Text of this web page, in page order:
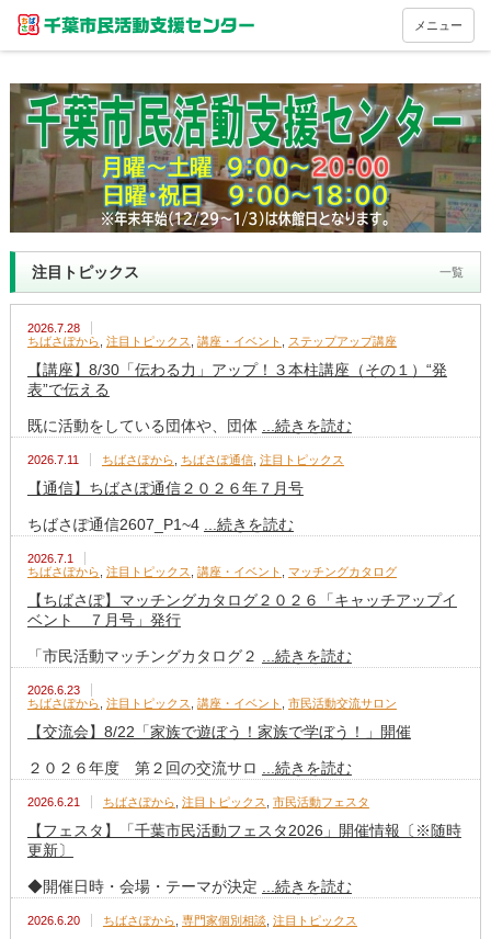
メニュー
注目トピックス 一覧
2026.7.28
ちばさぽから 注目トピックス 講座・イベント ステップアップ講座
【講座】8/30「伝わる力」アップ！３本柱講座（その１）“発
表”で伝える
既に活動をしている団体や、団体 ...続きを読む
2026.7.11 ちばさぽから ちばさぽ通信, 注目トピックス
【通信】ちばさぽ通信２０２６年７月号
ちばさぽ通信2607_P1~4 ...続きを読む
2026.7.1
ちばさぽから 注目トピックス 講座・イベント マッチングカタログ
【ちばさぽ】マッチングカタログ２０２６「キャッチアップイ
ベント ７月号」発行
「市民活動マッチングカタログ２ ...続きを読む
2026.6.23
ちばさぽから 注目トピックス 講座・イベント 市民活動交流サロン
【交流会】8/22「家族で遊ぼう！家族で学ぼう！」開催
２０２６年度 第２回の交流サロ ...続きを読む
2026.6.21 ちばさぽから 注目トピックス 市民活動フェスタ
【フェスタ】「千葉市民活動フェスタ2026」開催情報〔※随時
更新〕
◆開催日時・会場・テーマが決定 ...続きを読む
2026.6.20 ちばさぽから 専門家個別相談, 注目トピックス